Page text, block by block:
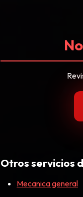
Otros servicios
Mecanica general